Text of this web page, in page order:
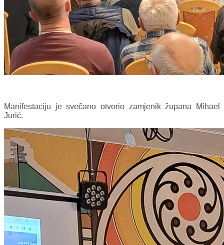
Manifestaciju je svečano otvorio zamjenik župana Mihael
Jurić.